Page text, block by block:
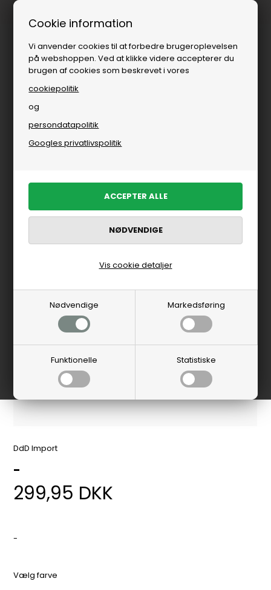
Cookie information
Vi anvender cookies til at forbedre brugeroplevelsen
på webshoppen. Ved at klikke videre accepterer du
brugen af cookies som beskrevet i vores
cookiepolitik
og
persondatapolitik
Googles privatlivspolitik
Nødvendige Markedsføring
Funktionelle Statistiske
Vis cookie detaljer
DdD Import
-
299,95 DKK
-
Vælg farve